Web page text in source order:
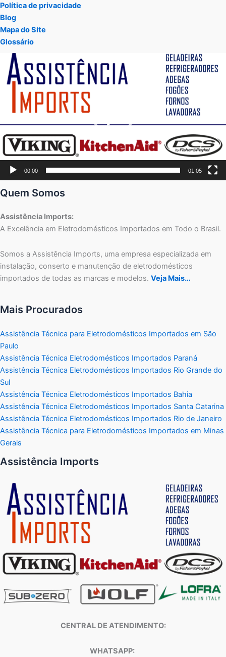
Política de privacidade
Blog
Mapa do Site
Glossário
Tocador
vídeo
00:00 01:05
Quem Somos
Assistência Imports:
A Excelência em Eletrodomésticos Importados em Todo o Brasil.
Somos a Assistência Imports, uma empresa especializada em
instalação, conserto e manutenção de eletrodomésticos
importados de todas as marcas e modelos. Veja Mais…
Mais Procurados
Assistência Técnica para Eletrodomésticos Importados em São
Paulo
Assistência Técnica Eletrodomésticos Importados Paraná
Assistência Técnica Eletrodomésticos Importados Rio Grande do
Sul
Assistência Técnica Eletrodomésticos Importados Bahia
Assistência Técnica Eletrodomésticos Importados Santa Catarina
Assistência Técnica Eletrodomésticos Importados Rio de Janeiro
Assistência Técnica para Eletrodomésticos Importados em Minas
Gerais
Assistência Imports
CENTRAL DE ATENDIMENTO:
WHATSAPP: